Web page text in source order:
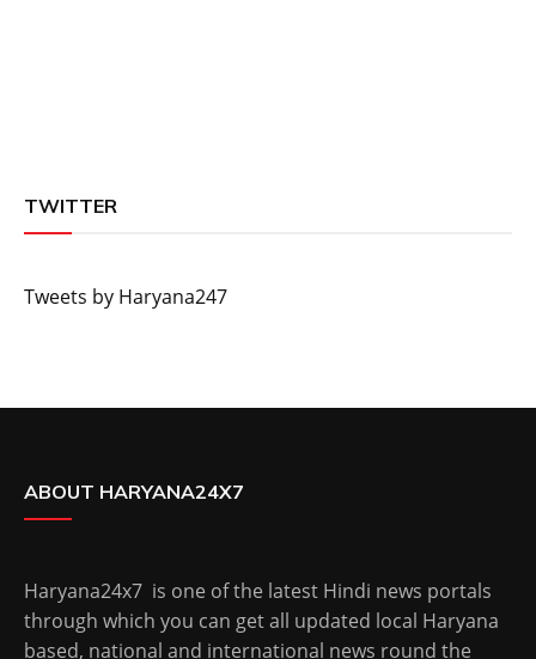
TWITTER
Tweets by Haryana247
ABOUT HARYANA24X7
Haryana24x7 is one of the latest Hindi news portals
through which you can get all updated local Haryana
based, national and international news round the